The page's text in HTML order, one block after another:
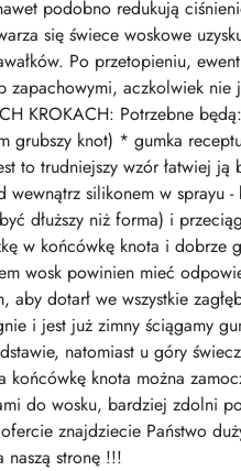
podobno redukują
się świece woskowe
Po przetopieniu,
aczkolwiek nie
KROKACH: Potrzebne
knot) * gumka
to trudniejszy wzór łatwiej
silikonem w sprayu
dłuższy niż forma) i
w końcówkę knota i dobrze
wosk powinien mieć
dotarł we wszystkie
i jest już zimny ściągamy
natomiast u góry
knota można
do wosku, bardziej zdolni
znajdziecie Państwo
naszą stronę !!!